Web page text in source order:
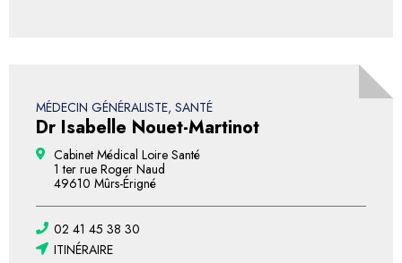
MÉDECIN GÉNÉRALISTE, SANTÉ
Dr Isabelle Nouet-Martinot
Cabinet Médical Loire Santé
1 ter rue Roger Naud
49610 Mûrs-Érigné
02 41 45 38 30
ITINÉRAIRE